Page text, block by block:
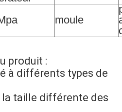
moule
produit :
à différents types de
la taille différente des